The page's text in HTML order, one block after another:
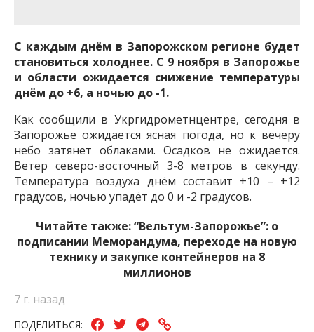
С каждым днём в Запорожском регионе будет
становиться холоднее. С 9 ноября в Запорожье
и области ожидается снижение температуры
днём до +6, а ночью до -1.
Как сообщили в Укргидрометнцентре, сегодня в
Запорожье ожидается ясная погода, но к вечеру
небо затянет облаками. Осадков не ожидается.
Ветер северо-восточный 3-8 метров в секунду.
Температура воздуха днём составит +10 – +12
градусов, ночью упадёт до 0 и -2 градусов.
Читайте также:“Вельтум-Запорожье”: о
подписании Меморандума, переходе на новую
технику и закупке контейнеров на 8
миллионов
7 г. назад
ПОДЕЛИТЬСЯ: